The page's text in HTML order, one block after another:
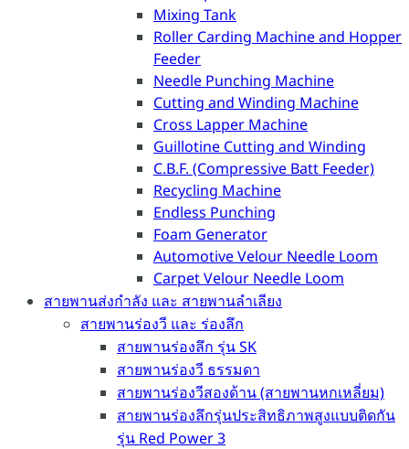
Mixing Tank
Roller Carding Machine and Hopper
Feeder
Needle Punching Machine
Cutting and Winding Machine
Cross Lapper Machine
Guillotine Cutting and Winding
C.B.F. (Compressive Batt Feeder)
Recycling Machine
Endless Punching
Foam Generator
Automotive Velour Needle Loom
Carpet Velour Needle Loom
สายพานส่งกำลัง และ สายพานลำเลียง
สายพานร่องวี และ ร่องลึก
สายพานร่องลึก รุ่น SK
สายพานร่องวี ธรรมดา
สายพานร่องวีสองด้าน (สายพานหกเหลี่ยม)
สายพานร่องลึกรุ่นประสิทธิภาพสูงแบบติดกัน
รุ่น Red Power 3